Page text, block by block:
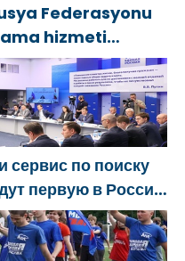
Federasyonu
hizmeti
Bölgesi gazilerinin
uzmanlaşmış
сервис по поиску
первую в России
для
СВО